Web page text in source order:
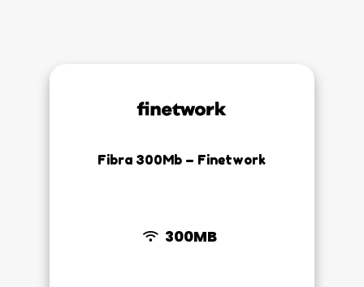
Fibra 300Mb – Finetwork
300MB